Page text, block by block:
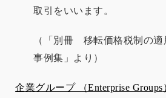
取引をいいます。
（「別冊 移転価格税制の
事例集」より）
企業グループ （Enterprise Groups